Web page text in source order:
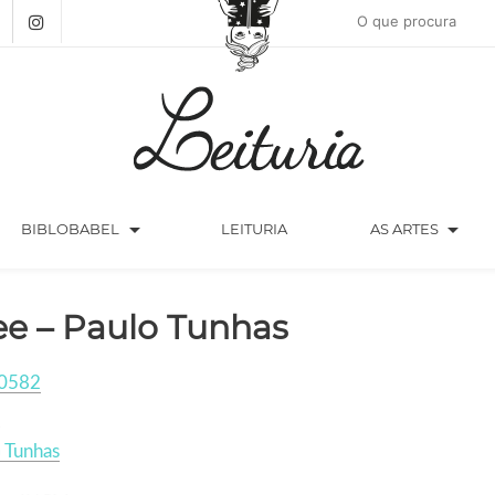
BIBLOBABEL arrow_drop_down LEITURIA AS ARTES arrow_drop_down
– Paulo Tunhas
Tunhas